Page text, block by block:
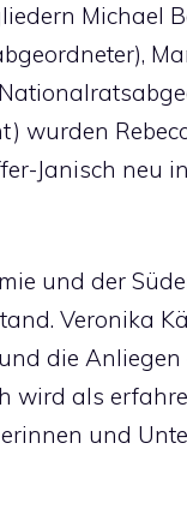
Michael
wurden
Janisch neu
und der
Veronika
die
wird als
und